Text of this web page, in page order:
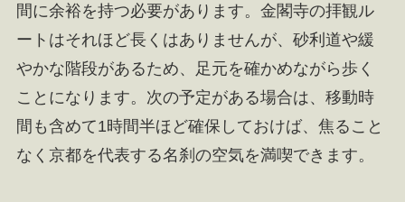
間に余裕を持つ必要があります。金閣寺の拝観ル
ートはそれほど長くはありませんが、砂利道や緩
やかな階段があるため、足元を確かめながら歩く
ことになります。次の予定がある場合は、移動時
間も含めて1時間半ほど確保しておけば、焦ること
なく京都を代表する名刹の空気を満喫できます。